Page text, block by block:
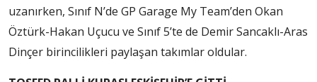
uzanırken, Sınıf N’de GP Garage My Team’den Okan
Öztürk-Hakan Uçucu ve Sınıf 5’te de Demir Sancaklı-Aras
Dinçer birincilikleri paylaşan takımlar oldular.